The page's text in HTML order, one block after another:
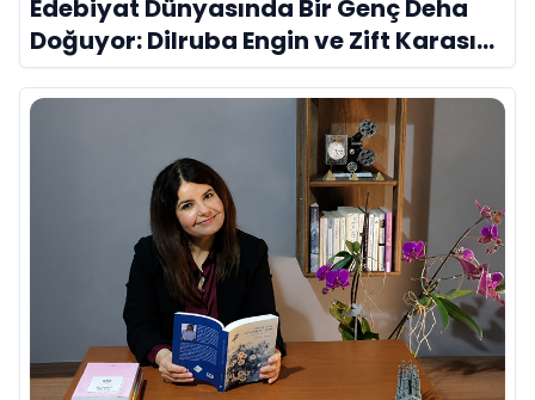
Edebiyat Dünyasında Bir Genç Deha
Doğuyor: Dilruba Engin ve Zift Karası
Evreni ‘AVENOİR’